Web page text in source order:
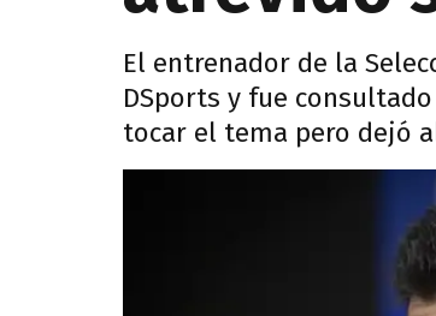
El entrenador de la
DSports y fue
tocar el tema pero dejó